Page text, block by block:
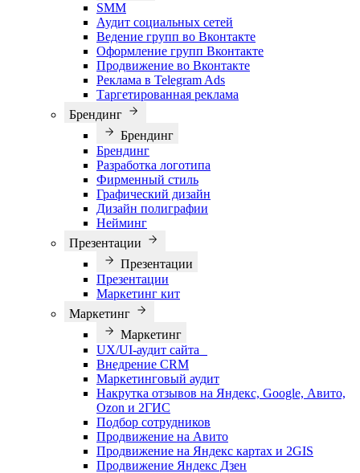
SMM
Аудит социальных сетей
Ведение групп во Вконтакте
Оформление групп Вконтакте
Продвижение во Вконтакте
Реклама в Telegram Ads
Таргетированная реклама
Брендинг
Брендинг
Брендинг
Разработка логотипа
Фирменный стиль
Графический дизайн
Дизайн полиграфии
Нейминг
Презентации
Презентации
Презентации
Маркетинг кит
Маркетинг
Маркетинг
UX/UI-аудит сайта
Внедрение CRM
Маркетинговый аудит
Накрутка отзывов на Яндекс, Google, Авито,
Ozon и 2ГИС
Подбор сотрудников
Продвижение на Авито
Продвижение на Яндекс картах и 2GIS
Продвижение Яндекс Дзен